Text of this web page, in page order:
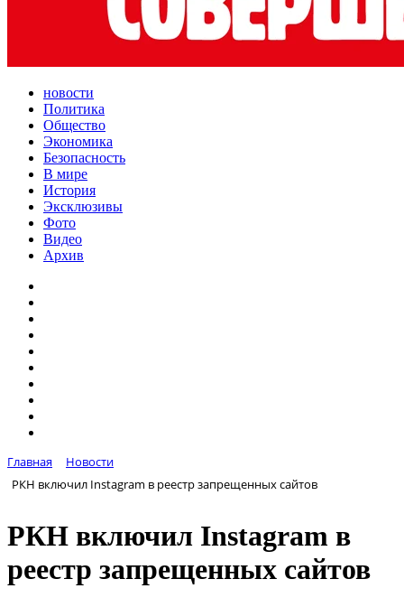
новости
Политика
Общество
Экономика
Безопасность
В мире
История
Эксклюзивы
Фото
Видео
Архив
Главная
Новости
РКН включил Instagram в реестр запрещенных сайтов
РКН включил Instagram в
реестр запрещенных сайтов